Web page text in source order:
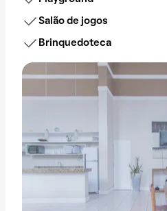
Salão de jogos
Brinquedoteca